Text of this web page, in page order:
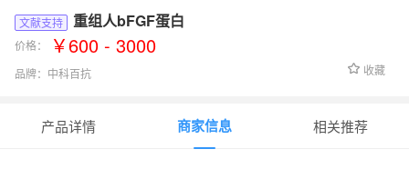
文献支持 重组人bFGF蛋白
价格： ￥600 - 3000
品牌： 中科百抗 收藏
产品详情 商家信息 相关推荐